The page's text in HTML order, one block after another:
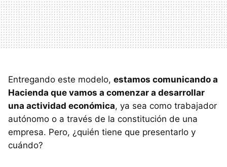
Entregando este modelo, estamos comunicando a
Hacienda que vamos a comenzar a desarrollar
una actividad económica, ya sea como trabajador
autónomo o a través de la constitución de una
empresa. Pero, ¿quién tiene que presentarlo y
cuándo?